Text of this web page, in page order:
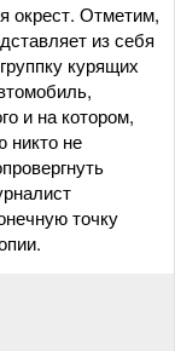
окрест. Отметим,
из себя
курящих
и на котором,
никто не
точку